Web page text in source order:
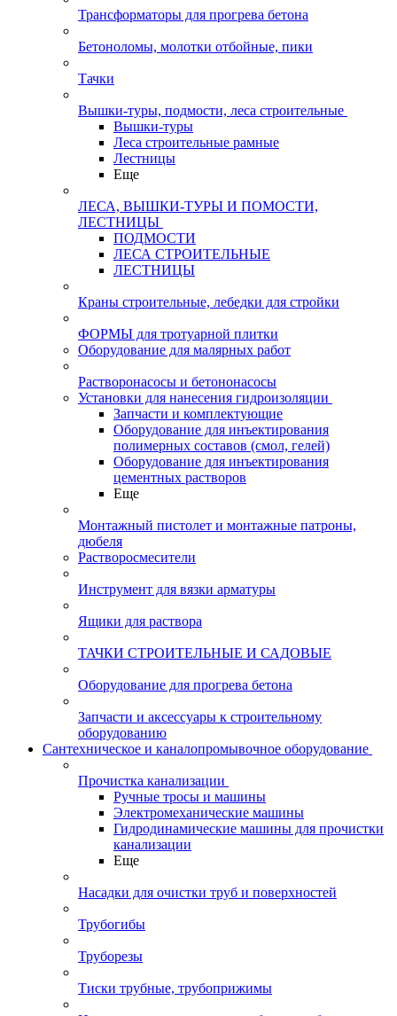
Трансформаторы для прогрева бетона
Бетоноломы, молотки отбойные, пики
Тачки
Вышки-туры, подмости, леса строительные
Вышки-туры
Леса строительные рамные
Лестницы
Еще
ЛЕСА, ВЫШКИ-ТУРЫ И ПОМОСТИ,
ЛЕСТНИЦЫ
ПОДМОСТИ
ЛЕСА СТРОИТЕЛЬНЫЕ
ЛЕСТНИЦЫ
Краны строительные, лебедки для стройки
ФОРМЫ для тротуарной плитки
Оборудование для малярных работ
Растворонасосы и бетононасосы
Установки для нанесения гидроизоляции
Запчасти и комплектующие
Оборудование для инъектирования
полимерных составов (смол, гелей)
Оборудование для инъектирования
цементных растворов
Еще
Монтажный пистолет и монтажные патроны,
дюбеля
Растворосмесители
Инструмент для вязки арматуры
Ящики для раствора
ТАЧКИ СТРОИТЕЛЬНЫЕ И САДОВЫЕ
Оборудование для прогрева бетона
Запчасти и аксессуары к строительному
оборудованию
Сантехническое и каналопромывочное оборудование
Прочистка канализации
Ручные тросы и машины
Электромеханические машины
Гидродинамические машины для прочистки
канализации
Еще
Насадки для очистки труб и поверхностей
Трубогибы
Труборезы
Тиски трубные, трубоприжимы